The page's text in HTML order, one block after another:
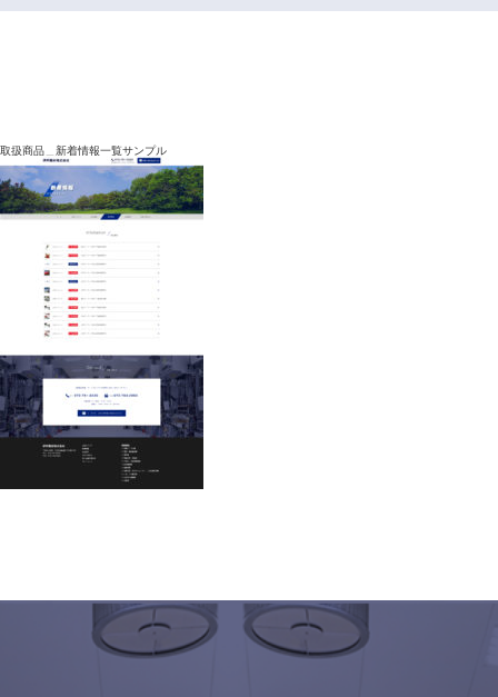
取扱商品＿新着情報一覧サンプル